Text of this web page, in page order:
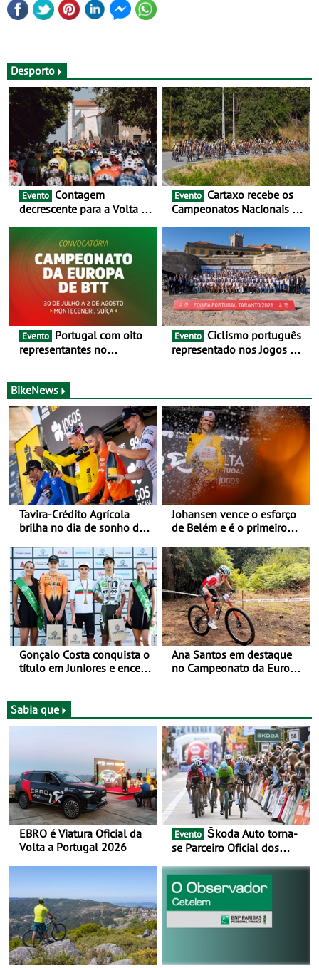
Desporto
Evento
decrescente para a Volta a
as 17 equipas de 2026
Evento
Campeonatos Nacionais da
julho e 2 de agosto
Evento
representantes no
de agosto, em
Monteceneri, na Suíça
Evento
representado nos Jogos do
BikeNews
Tavira-Crédito Agrícola
brilha no dia de sonho de
Johansen vence o esforço
de Belém e é o primeiro
a Portugal - Prova decorre
entre 5 e 16 de Agosto
Gonçalo Costa conquista o
título em Juniores e encerra
Ana Santos em destaque
no Campeonato da Europa
Sabia que
EBRO é Viatura Oficial da
Volta a Portugal 2026
Evento
se Parceiro Oficial dos
BTT e Gravel da UCI - Para
os anos de 2025 e 2026